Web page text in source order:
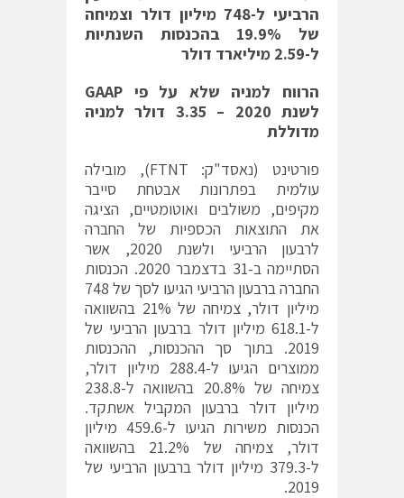
הרביעי ל-748 מיליון דולר וצמיחה
של 19.9% בהכנסות השנתיות
ל-2.59 מיליארד דולר
הרווח למניה שלא על פי GAAP
לשנת 2020 – 3.35 דולר למניה
מדוללת
פורטינט (נאסד"ק: FTNT), מובילה
עולמית בפתרונות אבטחת סייבר
מקיפים, משולבים ואוטומטיים, הציגה
את התוצאות הכספיות של החברה
לרבעון הרביעי ולשנת 2020, אשר
הסתיימה ב-31 בדצמבר 2020. הכנסות
החברה ברבעון הרביעי הגיעו לסך של 748
מיליון דולר, צמיחה של 21% בהשוואה
ל-618.1 מיליון דולר ברבעון הרביעי של
2019. בתוך סך ההכנסות, ההכנסות
ממוצרים הגיעו ל-288.4 מיליון דולר,
צמיחה של 20.8% בהשוואה ל-238.8
מיליון דולר ברבעון המקביל אשתקד.
הכנסות משירות הגיעו ל-459.6 מיליון
דולר, צמיחה של 21.2% בהשוואה
ל-379.3 מיליון דולר ברבעון הרביעי של
2019.